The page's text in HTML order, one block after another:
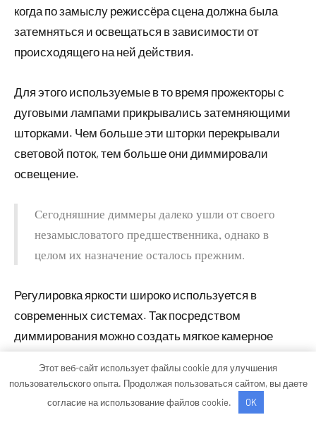
когда по замыслу режиссёра сцена должна была
затемняться и освещаться в зависимости от
происходящего на ней действия.
Для этого используемые в то время прожекторы с
дуговыми лампами прикрывались затемняющими
шторками. Чем больше эти шторки перекрывали
световой поток, тем больше они диммировали
освещение.
Сегодняшние диммеры далеко ушли от своего
незамысловатого предшественника, однако в
целом их назначение осталось прежним.
Регулировка яркости широко используется в
современных системах. Так посредством
диммирования можно создать мягкое камерное
освещение в гостиной или спальне, быстро сменить
атмосферу в кафе или ресторане, усилить
визуальные «магниты» в ритейле.
Этот веб-сайт использует файлы cookie для улучшения
пользовательского опыта. Продолжая пользоваться сайтом, вы даете
согласие на использование файлов cookie.
OK